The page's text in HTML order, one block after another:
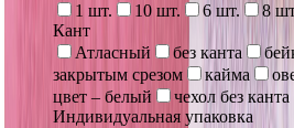
1 шт.
10 шт. 6 шт.
8
Кант
Атласный
без канта
закрытым срезом
кайма
цвет – белый
чехол без канта
Индивидуальная упаковка